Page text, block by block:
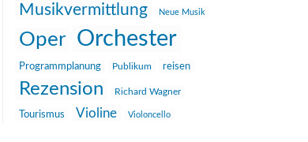
Musikvermittlung Neue Musik
Oper Orchester
Programmplanung Publikum reisen
Rezension Richard Wagner
Tourismus Violine Violoncello